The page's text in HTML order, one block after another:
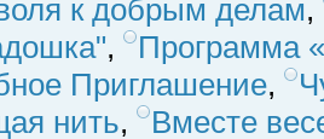
к добрым делам,
,
Программа
Приглашение,
нить,
Вместе